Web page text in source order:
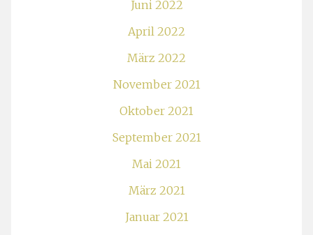
Juni 2022
April 2022
März 2022
November 2021
Oktober 2021
September 2021
Mai 2021
März 2021
Januar 2021